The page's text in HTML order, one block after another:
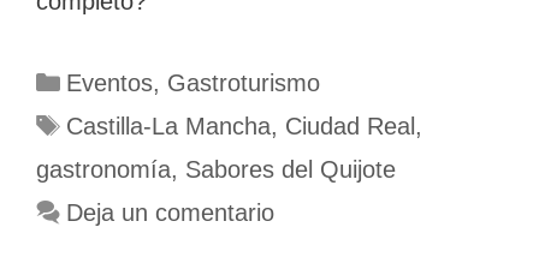
Categorías
Eventos, Gastroturismo
Etiquetas
Castilla-La Mancha, Ciudad Real ,
gastronomía, Sabores del Quijote
Deja un comentario